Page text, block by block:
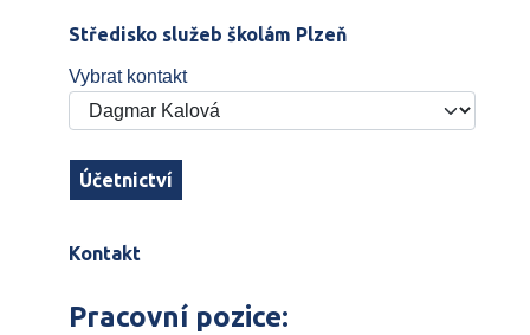
Středisko služeb školám Plzeň
Vybrat kontakt
Účetnictví
Kontakt
Pracovní pozice: